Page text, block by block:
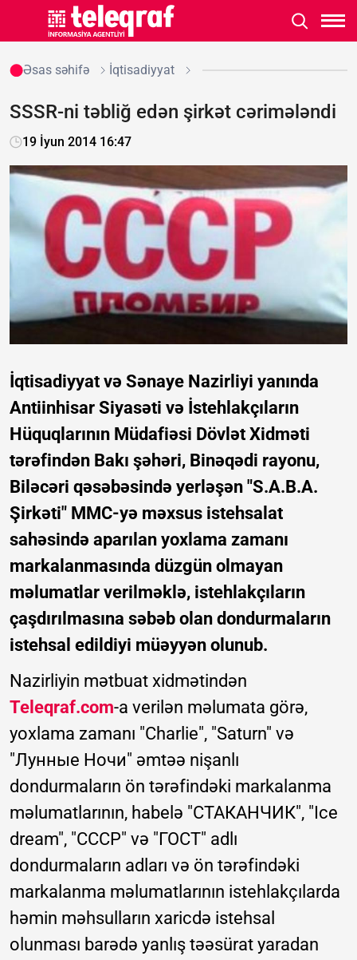
Əsas səhifə İqtisadiyyat
SSSR-ni təbliğ edən şirkət cərimələndi
19 İyun 2014 16:47
İqtisadiyyat və Sənaye Nazirliyi yanında
Antiinhisar Siyasəti və İstehlakçıların
Hüquqlarının Müdafiəsi Dövlət Xidməti
tərəfindən Bakı şəhəri, Binəqədi rayonu,
Biləcəri qəsəbəsində yerləşən "S.A.B.A.
Şirkəti" MMC-yə məxsus istehsalat
sahəsində aparılan yoxlama zamanı
markalanmasında düzgün olmayan
məlumatlar verilməklə, istehlakçıların
çaşdırılmasına səbəb olan dondurmaların
istehsal edildiyi müəyyən olunub.
Nazirliyin mətbuat xidmətindən
Teleqraf.com-a verilən məlumata görə,
yoxlama zamanı "Charlie", "Saturn" və
"Лунные Ночи" əmtəə nişanlı
dondurmaların ön tərəfindəki markalanma
məlumatlarının, habelə "СТАКАНЧИК", "Ice
dream", "СССР" və "ГОСТ" adlı
dondurmaların adları və ön tərəfindəki
markalanma məlumatlarının istehlakçılarda
həmin məhsulların xaricdə istehsal
olunması barədə yanlış təəsürat yaradan